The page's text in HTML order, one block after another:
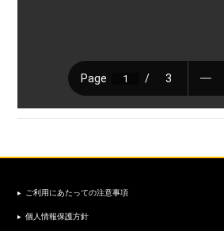
ご利用にあたっての注意事項
個人情報保護方針